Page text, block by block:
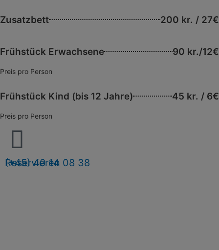
Zusatzbett 200 kr. / 27€
Frühstück Erwachsene 90 kr./12€
Preis pro Person
Frühstück Kind (bis 12 Jahre) 45 kr. / 6€
Preis pro Person
(+45) 40 14 08 38
Reservieren